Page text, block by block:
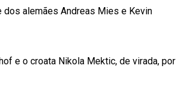
dos alemães Andreas Mies e Kevin
e o croata Nikola Mektic, de virada, por